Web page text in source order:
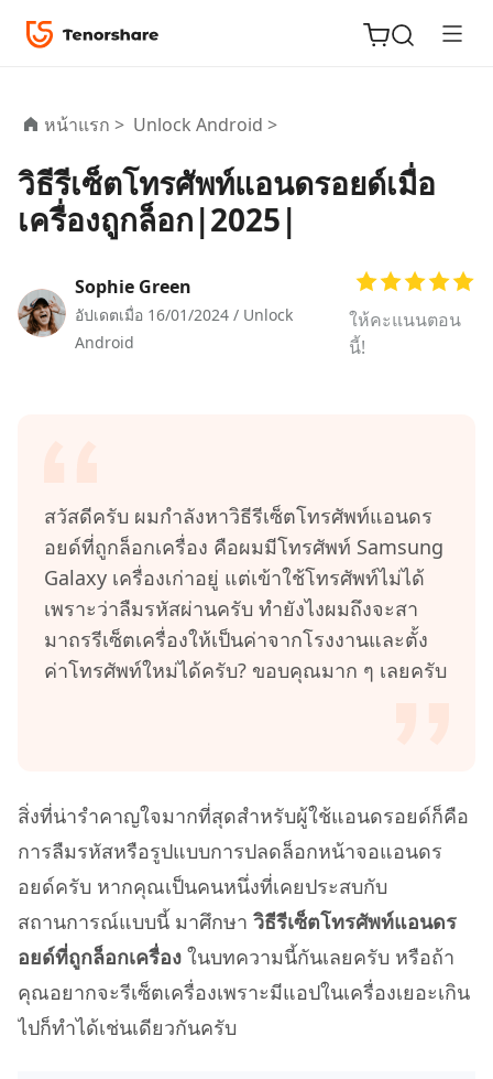
ReiBoot
for iOS
Tenorshare
PDNob
หน้าแรก > Unlock Android >
วิธีรีเซ็ตโทรศัพท์แอนดรอยด์เมื่อ
เครื่องถูกล็อก|2025|
Sophie Green
อัปเดตเมื่อ 16/01/2024 / Unlock
Android
ให้คะแนนตอน
นี้!
สวัสดีครับ ผมกำลังหาวิธีรีเซ็ตโทรศัพท์แอนดร
อยด์ที่ถูกล็อกเครื่อง คือผมมีโทรศัพท์ Samsung
Galaxy เครื่องเก่าอยู่ แต่เข้าใช้โทรศัพท์ไม่ได้
เพราะว่าลืมรหัสผ่านครับ ทำยังไงผมถึงจะสา
มาถรรีเซ็ตเครื่องให้เป็นค่าจากโรงงานและตั้ง
ค่าโทรศัพท์ใหม่ได้ครับ? ขอบคุณมาก ๆ เลยครับ
สิ่งที่น่ารำคาญใจมากที่สุดสำหรับผู้ใช้แอนดรอยด์ก็คือ
การลืมรหัสหรือรูปแบบการปลดล็อกหน้าจอแอนดร
อยด์ครับ หากคุณเป็นคนหนึ่งที่เคยประสบกับ
สถานการณ์แบบนี้ มาศึกษา วิธีรีเซ็ตโทรศัพท์แอนดร
อยด์ที่ถูกล็อกเครื่อง ในบทความนี้กันเลยครับ หรือถ้า
คุณอยากจะรีเซ็ตเครื่องเพราะมีแอปในเครื่องเยอะเกิน
ไปก็ทำได้เช่นเดียวกันครับ